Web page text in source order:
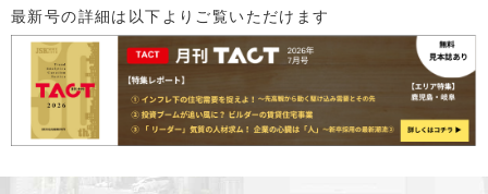
最新号の詳細は以下よりご覧いただけます